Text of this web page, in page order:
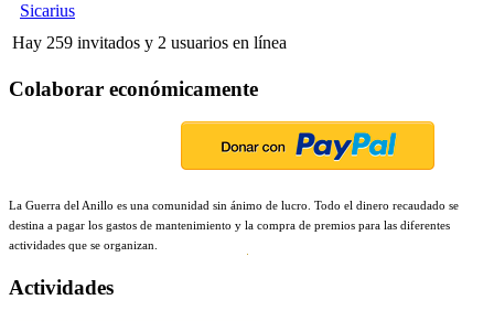
Sicarius
Hay 259 invitados y 2 usuarios en línea
Colaborar económicamente
La Guerra del Anillo es una comunidad sin ánimo de lucro. Todo el dinero recaudado se
destina a pagar los gastos de mantenimiento y la compra de premios para las diferentes
actividades que se organizan.
Actividades